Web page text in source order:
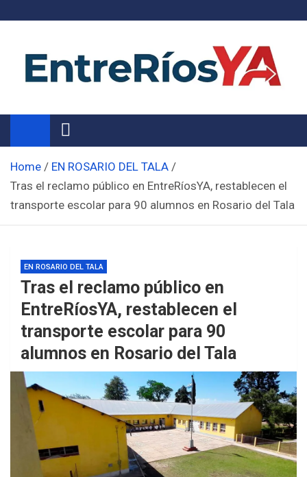
Noticias de Entre Ríos
Información de toda la provincia ahora
Home
EN ROSARIO DEL TALA
Tras el reclamo público en EntreRíosYA, restablecen el
transporte escolar para 90 alumnos en Rosario del Tala
EN ROSARIO DEL TALA
Tras el reclamo público en
EntreRíosYA, restablecen el
transporte escolar para 90
alumnos en Rosario del Tala